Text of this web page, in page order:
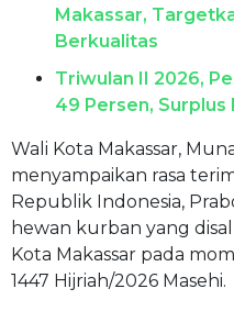
Makassar,
Berkualitas
Triwulan II 2026,
49 Persen, Surplus
Wali Kota Makassar,
menyampaikan rasa
Republik Indonesia,
hewan kurban yang
Kota Makassar pada
1447 Hijriah/2026 Masehi.